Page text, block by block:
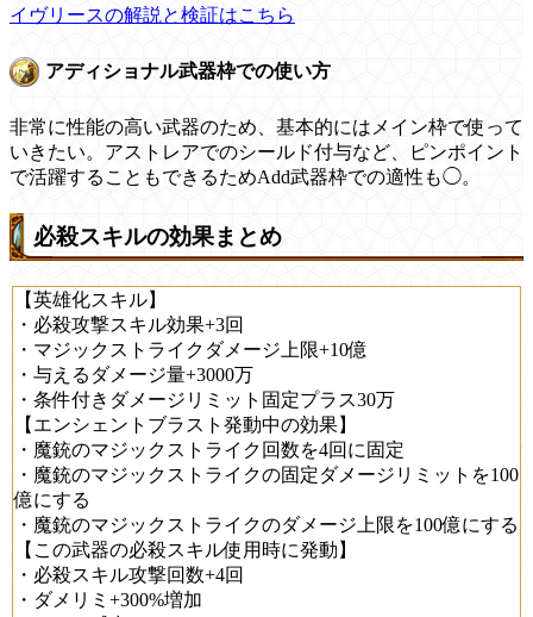
イヴリースの解説と検証はこちら
アディショナル武器枠での使い方
非常に性能の高い武器のため、基本的にはメイン枠で使って
いきたい。アストレアでのシールド付与など、ピンポイント
で活躍することもできるためAdd武器枠での適性も◯。
必殺スキルの効果まとめ
【英雄化スキル】
・必殺攻撃スキル効果+3回
・マジックストライクダメージ上限+10億
・与えるダメージ量+3000万
・条件付きダメージリミット固定プラス30万
【エンシェントブラスト発動中の効果】
・魔銃のマジックストライク回数を4回に固定
・魔銃のマジックストライクの固定ダメージリミットを100
億にする
・魔銃のマジックストライクのダメージ上限を100億にする
【この武器の必殺スキル使用時に発動】
・必殺スキル攻撃回数+4回
・ダメリミ+300%増加